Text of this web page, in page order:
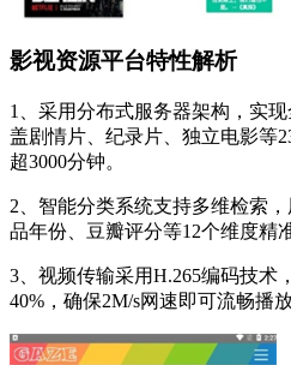
影视资源平台特性解析
1、采用分布式服务器架构，实
盖剧情片、纪录片、独立电影等
超3000分钟。
2、智能分类系统支持多维检索
品年份、豆瓣评分等12个维度精
3、视频传输采用H.265编码技术
40%，确保2M/s网速即可流畅播放